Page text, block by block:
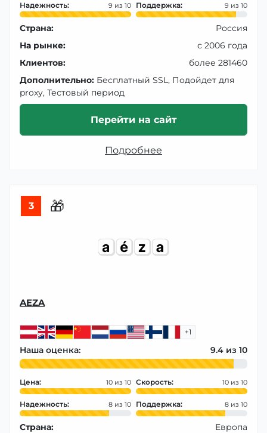
Надежность: 9 Поддержка: 9
Страна:
Россия
На рынке:
с 2006 года
Клиентов:
более 281460
Дополнительно: Бесплатный SSL, Подойдет для
proxy, Тестовый период
Перейти на сайт
Подробнее
3 🎁
AEZA
+1
Наша оценка: 9.4
Цена: 10 Скорость: 10
Надежность: 8 Поддержка: 8
Страна:
Европа